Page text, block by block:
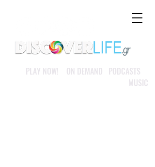
PLAY NOW! ON DEMAND PODCASTS
MUSIC